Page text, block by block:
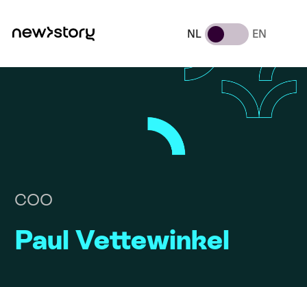
NL EN
COO
Paul Vettewinkel